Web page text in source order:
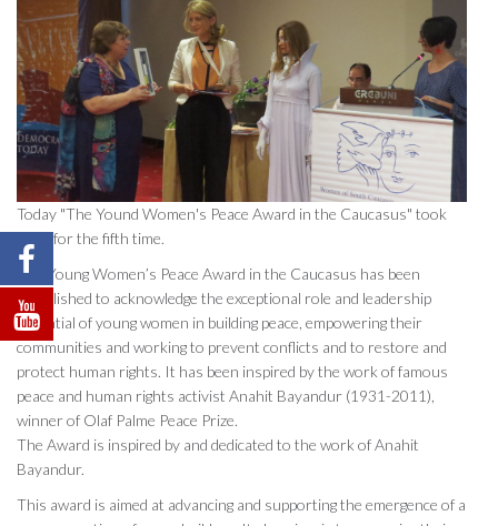
Today "The Yound Women's Peace Award in the Caucasus" took
place for the fifth time.
The Young Women’s Peace Award in the Caucasus has been
established to acknowledge the exceptional role and leadership
potential of young women in building peace, empowering their
communities and working to prevent conflicts and to restore and
protect human rights. It has been inspired by the work of famous
peace and human rights activist Anahit Bayandur (1931-2011),
winner of Olaf Palme Peace Prize.
The Award is inspired by and dedicated to the work of Anahit
Bayandur.
This award is aimed at advancing and supporting the emergence of a